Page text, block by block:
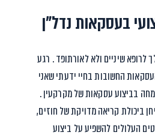
בעסקאות נדל”ן
לרופא שיניים ולא לאורתופד . רגע
החשובות בחיי ידעתי שאני
בביצוע עסקאות של מקרקעין .
ביכולת קריאה מדויקת של חוזים,
העלולים להשפיע על ביצוע